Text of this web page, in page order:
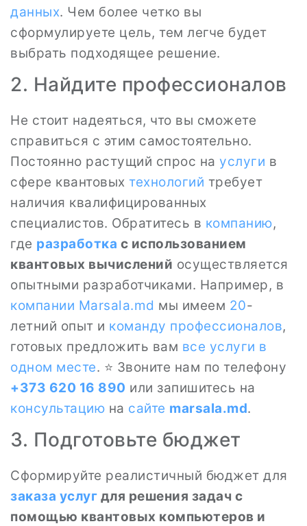
данных. Чем более четко вы
сформулируете цель, тем легче будет
выбрать подходящее решение.
2. Найдите профессионалов
Не стоит надеяться, что вы сможете
справиться с этим самостоятельно.
Постоянно растущий спрос на услуги в
сфере квантовых технологий требует
наличия квалифицированных
специалистов. Обратитесь в компанию,
где разработка с использованием
квантовых вычислений осуществляется
опытными разработчиками. Например, в
компании Marsala.md мы имеем 20-
летний опыт и команду профессионалов,
готовых предложить вам все услуги в
одном месте. ⭐ Звоните нам по телефону
+373 620 16 890 или запишитесь на
консультацию на сайте marsala.md.
3. Подготовьте бюджет
Сформируйте реалистичный бюджет для
заказа услуг для решения задач с
помощью квантовых компьютеров и